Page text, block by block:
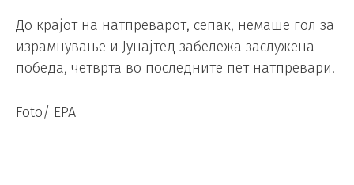
До крајот на натпреварот, сепак, немаше гол за
израмнување и Јунајтед забележа заслужена
победа, четврта во последните пет натпревари.
Foto/ EPA